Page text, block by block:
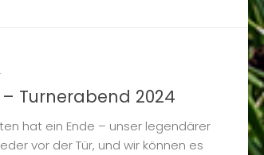
Turnerabend 2024
hat ein Ende – unser legendärer
vor der Tür, und wir können es